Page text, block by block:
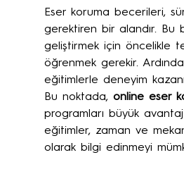
Eser koruma becerileri,
gerektiren bir alandır. Bu
geliştirmek için öncelikle
öğrenmek gerekir.
eğitimlerle deneyim
Bu noktada, online eser
programları büyük
eğitimler, zaman ve
olarak bilgi edinmeyi